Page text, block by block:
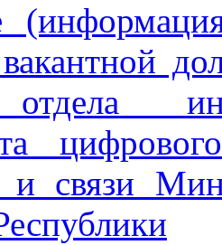
отдела
и связи